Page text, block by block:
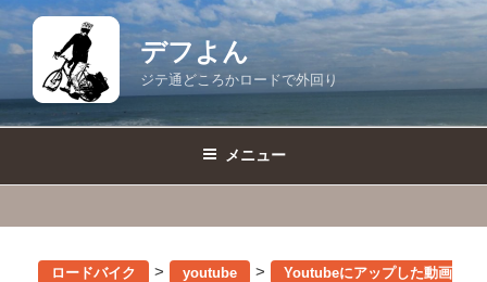
コ
ン
デフよん
ジテ通どころかロードで外回り
メニュー
ロードバイク > youtube >
Youtubeにアップした動画